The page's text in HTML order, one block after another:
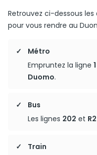
Retrouvez ci-dessous
pour vous rendre au
Métro
Empruntez la ligne 1
Duomo.
Bus
Les lignes 202 et R2
Train